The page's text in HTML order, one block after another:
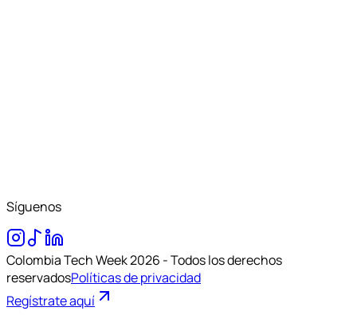
Síguenos
Colombia Tech Week 2026 - Todos los derechos
reservadosPolíticas de privacidad
Regístrate aquí